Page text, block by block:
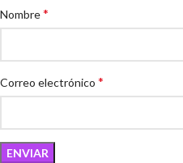
Nombre*
Correo electrónico *